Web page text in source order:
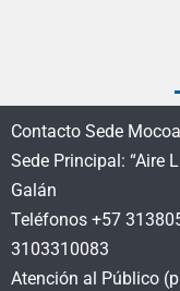
Contacto Sede Mocoa
Sede Principal: “Aire
Galán
Teléfonos +57
3103310083
Atención al Público